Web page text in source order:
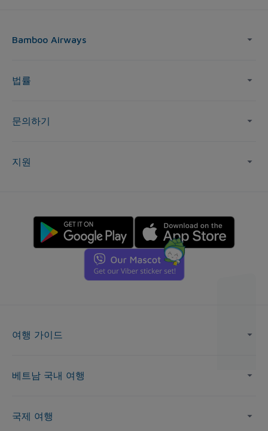
Bamboo Airways
법률
문의하기
지원
여행 가이드
베트남 국내 여행
국제 여행